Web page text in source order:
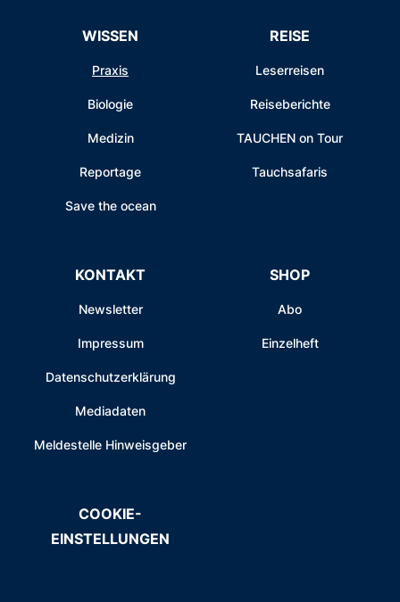
WISSEN
Praxis
Biologie
Medizin
Reportage
Save the ocean
REISE
Leserreisen
Reiseberichte
TAUCHEN on Tour
Tauchsafaris
KONTAKT
Newsletter
Impressum
Datenschutzerklärung
Mediadaten
Meldestelle Hinweisgeber
SHOP
Abo
Einzelheft
COOKIE-
EINSTELLUNGEN